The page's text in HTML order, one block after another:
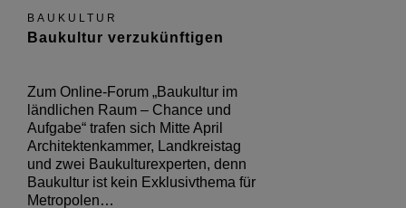
BAUKULTUR
Baukultur verzukünftigen
Zum Online-Forum „Baukultur im
ländlichen Raum – Chance und
Aufgabe“ trafen sich Mitte April
Architektenkammer, Landkreistag
und zwei Baukulturexperten, denn
Baukultur ist kein Exklusivthema für
Metropolen…